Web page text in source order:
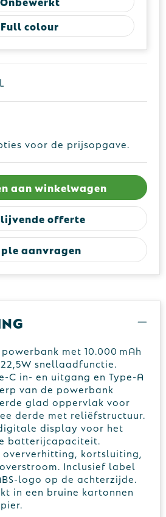
Full colour
voor de prijsopgave.
aan winkelwagen
offerte
aanvragen
met 10.000 mAh
snellaadfunctie.
C in- en uitgang en Type-A
van de powerbank
glad oppervlak voor
derde met reliëfstructuur.
display voor het
batterijcapaciteit.
oververhitting, kortsluiting,
Inclusief label
logo op de achterzijde.
in een bruine kartonnen